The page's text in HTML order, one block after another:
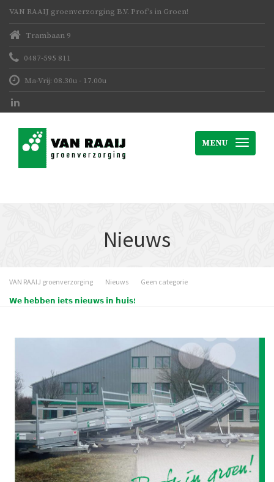
VAN RAAIJ groenverzorging B.V. Prof’s in Groen!
Trambaan 9
0487-595 811
Ma-Vrij: 08.30u - 17.00u
MENU
Nieuws
VAN RAAIJ groenverzorging Nieuws Geen categorie
𝗪𝗲 𝗵𝗲𝗯𝗯𝗲𝗻 𝗶𝗲𝘁𝘀 𝗻𝗶𝗲𝘂𝘄𝘀 𝗶𝗻 𝗵𝘂𝗶𝘀!